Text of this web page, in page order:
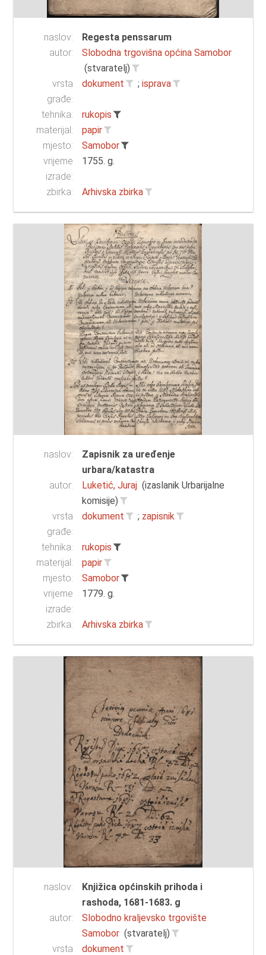
naslov:
Regesta penssarum
autor:
Slobodna trgovišna općina Samobor
(stvaratelj)
vrsta
građe:
dokument ; isprava
tehnika:
rukopis
materijal:
papir
mjesto:
Samobor
vrijeme
izrade:
1755. g.
zbirka: Arhivska zbirka
naslov:
Zapisnik za uređenje
urbara/katastra
autor:
Luketić, Juraj (izaslanik Urbarijalne
komisije)
vrsta
građe:
dokument ; zapisnik
tehnika:
rukopis
materijal:
papir
mjesto:
Samobor
vrijeme
izrade:
1779. g.
zbirka: Arhivska zbirka
naslov:
Knjižica općinskih prihoda i
rashoda, 1681-1683. g
autor:
Slobodno kraljevsko trgovište
Samobor (stvaratelj)
vrsta
dokument